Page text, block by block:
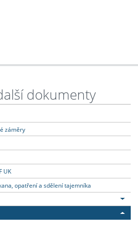
dokumenty
záměry
UK
opatření a sdělení tajemníka